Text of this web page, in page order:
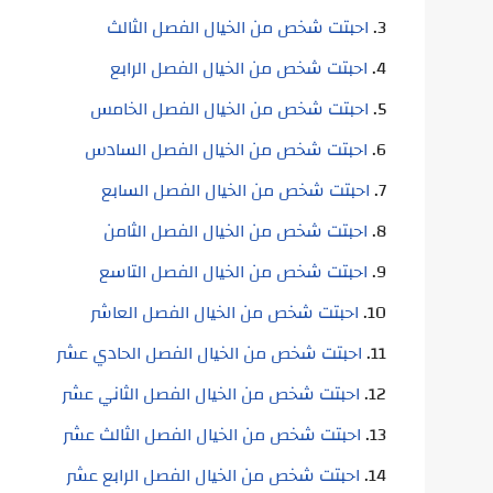
احبتت شخص من الخيال الفصل الثالث
احبتت شخص من الخيال الفصل الرابع
احبتت شخص من الخيال الفصل الخامس
احبتت شخص من الخيال الفصل السادس
احبتت شخص من الخيال الفصل السابع
احبتت شخص من الخيال الفصل الثامن
احبتت شخص من الخيال الفصل التاسع
احبتت شخص من الخيال الفصل العاشر
احبتت شخص من الخيال الفصل الحادي عشر
احبتت شخص من الخيال الفصل الثاني عشر
احبتت شخص من الخيال الفصل الثالث عشر
احبتت شخص من الخيال الفصل الرابع عشر